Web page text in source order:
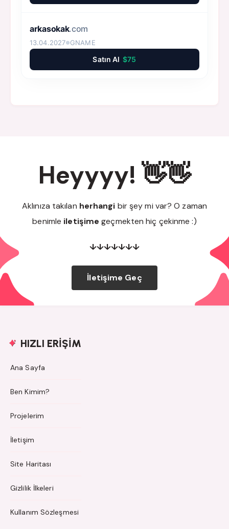
arkasokak.com
13.04.2027●GNAME
Satın Al $75
Heyyyy! 👋👋
Aklınıza takılan herhangi bir şey mi var? O zaman
benimle iletişime geçmekten hiç çekinme :)
↓↓↓↓↓↓↓
İletişime Geç
HIZLI ERİŞİM
Ana Sayfa
Ben Kimim?
Projelerim
İletişim
Site Haritası
Gizlilik İlkeleri
Kullanım Sözleşmesi